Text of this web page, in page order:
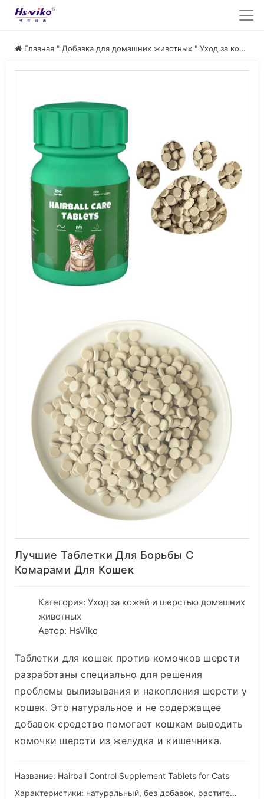
Главная " Добавка для домашних животных " Уход за кожей и шерстью домашних животных
Лучшие Таблетки Для Борьбы С
Комарами Для Кошек
Категория: Уход за кожей и шерстью домашних
животных
Автор: HsViko
Таблетки для кошек против комочков шерсти
разработаны специально для решения
проблемы вылизывания и накопления шерсти у
кошек. Это натуральное и не содержащее
добавок средство помогает кошкам выводить
комочки шерсти из желудка и кишечника.
Название: Hairball Control Supplement Tablets for Cats
Характеристики: натуральный, без добавок, растительная формула, хорошая вкусовая привлекательность